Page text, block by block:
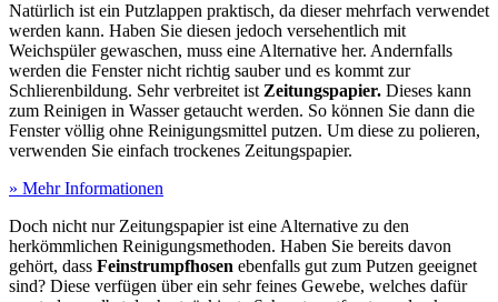
Natürlich ist ein Putzlappen praktisch, da dieser mehrfach verwendet
werden kann. Haben Sie diesen jedoch versehentlich mit
Weichspüler gewaschen, muss eine Alternative her. Andernfalls
werden die Fenster nicht richtig sauber und es kommt zur
Schlierenbildung. Sehr verbreitet istZeitungspapier. Dieses kann
zum Reinigen in Wasser getaucht werden. So können Sie dann die
Fenster völlig ohne Reinigungsmittel putzen. Um diese zu polieren,
verwenden Sie einfach trockenes Zeitungspapier.
» Mehr Informationen
Doch nicht nur Zeitungspapier ist eine Alternative zu den
herkömmlichen Reinigungsmethoden. Haben Sie bereits davon
gehört, dass Feinstrumpfhosen ebenfalls gut zum Putzen geeignet
sind? Diese verfügen über ein sehr feines Gewebe, welches dafür